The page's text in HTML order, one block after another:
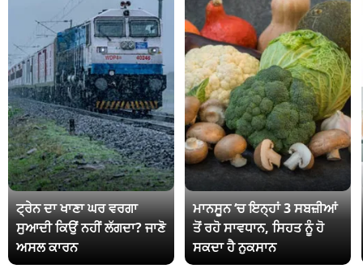
ਟ੍ਰੇਨ ਦਾ ਖਾਣਾ ਘਰ ਵਰਗਾ
ਸੁਆਦੀ ਕਿਉਂ ਨਹੀਂ ਲੱਗਦਾ? ਜਾਣੋ
ਅਸਲ ਕਾਰਨ
ਮਾਨਸੂਨ ‘ਚ ਇਨ੍ਹਾਂ 3 ਸਬਜ਼ੀਆਂ
ਤੋਂ ਰਹੋ ਸਾਵਧਾਨ, ਸਿਹਤ ਨੂੰ ਹੋ
ਸਕਦਾ ਹੈ ਨੁਕਸਾਨ